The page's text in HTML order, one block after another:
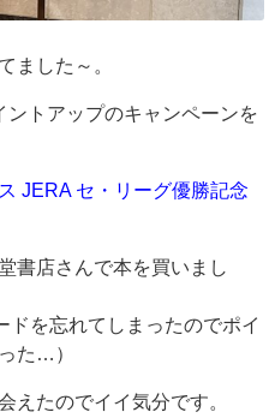
ました～。
トアップのキャンペーンを
JERA セ・リーグ優勝記念
書店さんで本を買いまし
ドを忘れてしまったのでポイ
た…）
えたのでイイ気分です。